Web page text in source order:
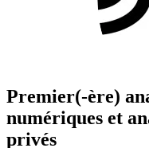
Premier(-ère)
numériques et
privés